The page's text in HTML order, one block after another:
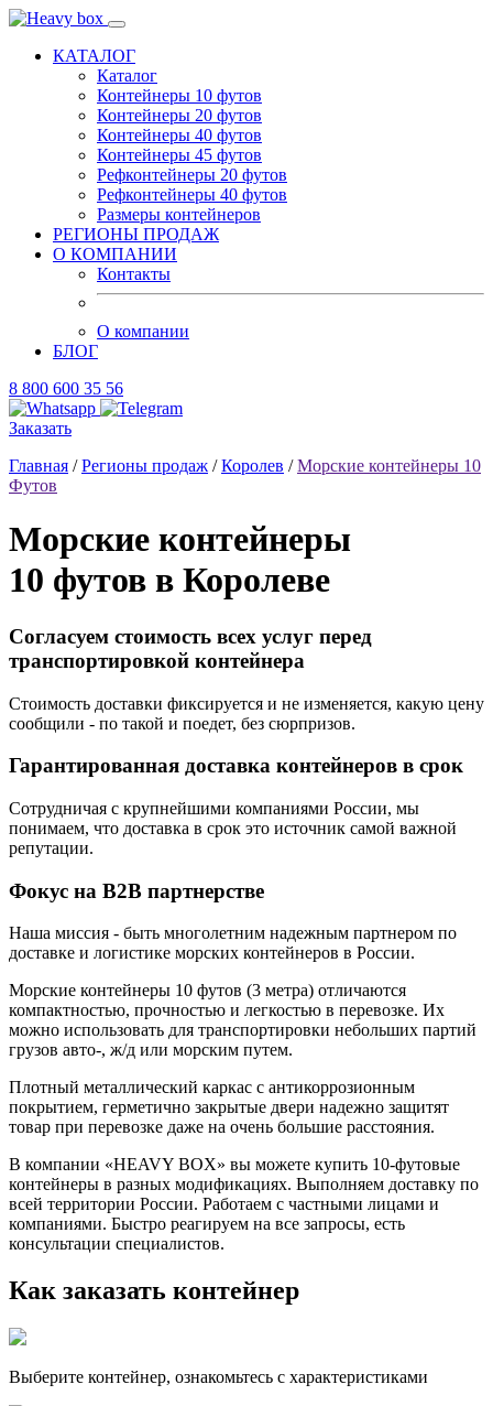
КАТАЛОГ
Каталог
Контейнеры 10 футов
Контейнеры 20 футов
Контейнеры 40 футов
Контейнеры 45 футов
Рефконтейнеры 20 футов
Рефконтейнеры 40 футов
Размеры контейнеров
РЕГИОНЫ ПРОДАЖ
О КОМПАНИИ
Контакты
О компании
БЛОГ
8 800 600 35 56
Заказать
Главная /Регионы продаж /Королев /Морские контейнеры 10
Футов
Морские контейнеры
10 футов в Королеве
Согласуем стоимость всех услуг перед
транспортировкой контейнера
Стоимость доставки фиксируется и не изменяется, какую цену
сообщили - по такой и поедет, без сюрпризов.
Гарантированная доставка контейнеров в срок
Сотрудничая с крупнейшими компаниями России, мы
понимаем, что доставка в срок это источник самой важной
репутации.
Фокус на B2B партнерстве
Наша миссия - быть многолетним надежным партнером по
доставке и логистике морских контейнеров в России.
Морские контейнеры 10 футов (3 метра) отличаются
компактностью, прочностью и легкостью в перевозке. Их
можно использовать для транспортировки небольших партий
грузов авто-, ж/д или морским путем.
Плотный металлический каркас с антикоррозионным
покрытием, герметично закрытые двери надежно защитят
товар при перевозке даже на очень большие расстояния.
В компании «HEAVY BOX» вы можете купить 10-футовые
контейнеры в разных модификациях. Выполняем доставку по
всей территории России. Работаем с частными лицами и
компаниями. Быстро реагируем на все запросы, есть
консультации специалистов.
Как заказать контейнер
Выберите контейнер, ознакомьтесь с характеристиками